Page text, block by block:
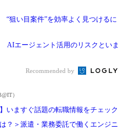
狙い目案件”を効率よく見つけるに
エージェント活用のリスクといま
Recommended by
）
いますぐ話題の転職情報をチェック
？＞派遣・業務委託で働くエンジニ